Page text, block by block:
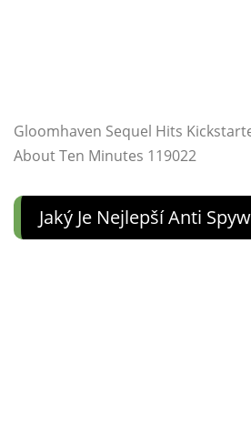
Gloomhaven Sequel Hits
About Ten Minutes 119022
Jaký Je Nejlepší Anti